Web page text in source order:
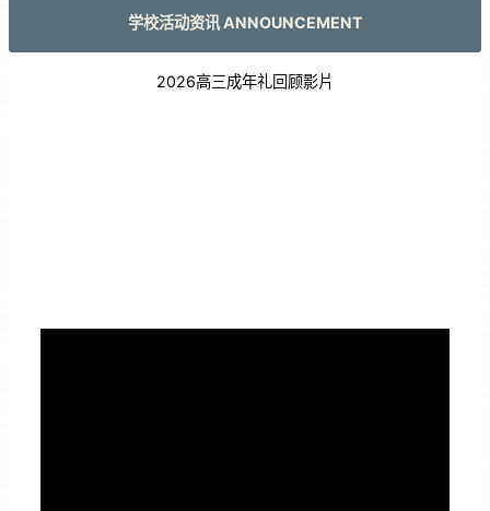
学校活动资讯 ANNOUNCEMENT
2026高三成年礼回顾影片